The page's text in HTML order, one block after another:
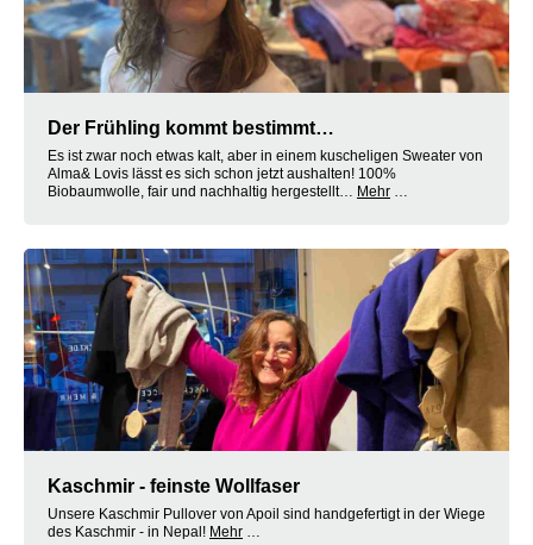
Der Frühling kommt bestimmt…
Es ist zwar noch etwas kalt, aber in einem kuscheligen Sweater von
Alma& Lovis lässt es sich schon jetzt aushalten! 100%
Biobaumwolle, fair und nachhaltig hergestellt… Mehr …
Kaschmir - feinste Wollfaser
Unsere Kaschmir Pullover von Apoil sind handgefertigt in der Wiege
des Kaschmir - in Nepal! Mehr …